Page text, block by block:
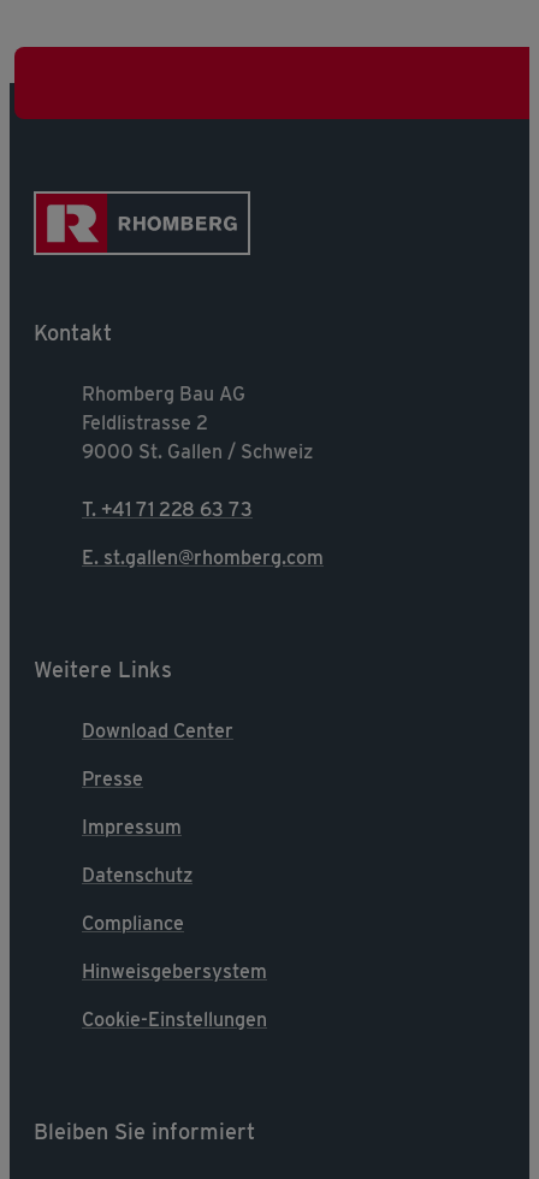
Kontakt
Rhomberg Bau AG
Feldlistrasse 2
9000 St. Gallen / Schweiz
T. +41 71 228 63 73
E. st.gallen@rhomberg.com
Weitere Links
Download Center
Presse
Impressum
Datenschutz
Compliance
Hinweisgebersystem
Cookie-Einstellungen
Bleiben Sie informiert